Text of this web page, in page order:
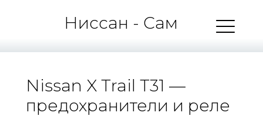
Ниссан - Сам
Nissan X Trail T31 —
предохранители и реле